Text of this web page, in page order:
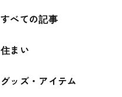
すべての記事
住まい
グッズ・アイテム